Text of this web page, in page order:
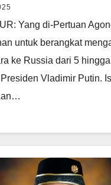
Yang di-Pertuan
untuk berangkat
ke Russia dari 5
Vladimir Putin.